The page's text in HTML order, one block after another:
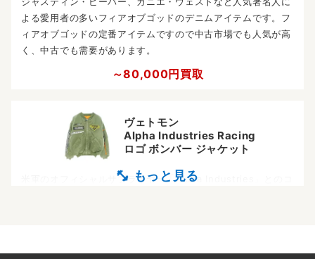
よる愛用者の多いフィアオブゴッドのデニムアイテムです。フ
ィアオブゴッドの定番アイテムですので中古市場でも人気が高
く、中古でも需要があります。
～80,000円買取
ヴェトモン
Alpha Industries Racing
ロゴ ボンバー ジャケット
米軍のオフィシャルサプライヤー「Alpha Industries」とのコ
～75,000円買取